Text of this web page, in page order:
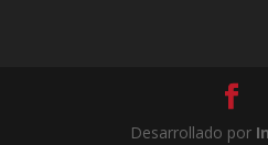
Desarrollado por